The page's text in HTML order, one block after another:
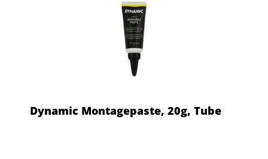
Dynamic Montagepaste, 20g, Tube